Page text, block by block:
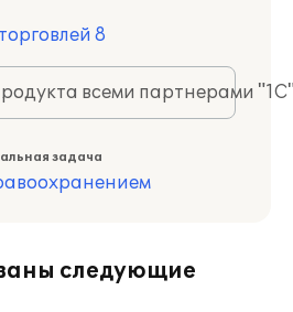
8
всеми партнерами
задача
следующие